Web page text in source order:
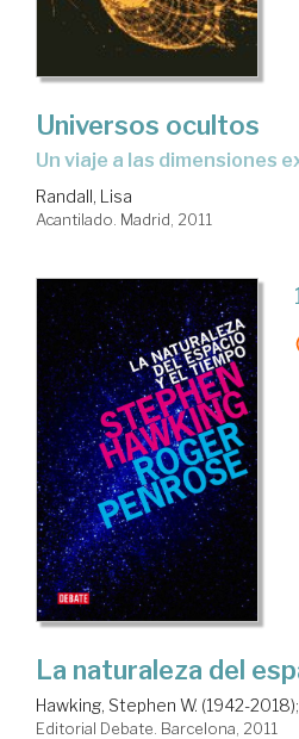
Universos ocultos
un viaje a las dimensiones
Randall, Lisa
Acantilado. Madrid, 2011
La naturaleza del
Hawking, Stephen W. (1942-2018);
Editorial Debate. Barcelona, 2011